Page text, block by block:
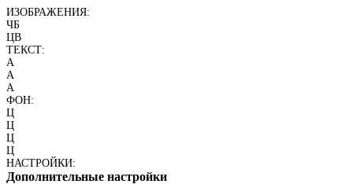
ИЗОБРАЖЕНИЯ:
ЧБ
ЦВ
ТЕКСТ:
A
A
A
ФОН:
Ц
Ц
Ц
Ц
НАСТРОЙКИ:
Дополнительные настройки